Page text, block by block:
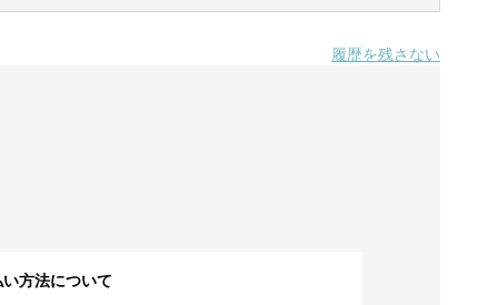
履歴を残さない
方法について